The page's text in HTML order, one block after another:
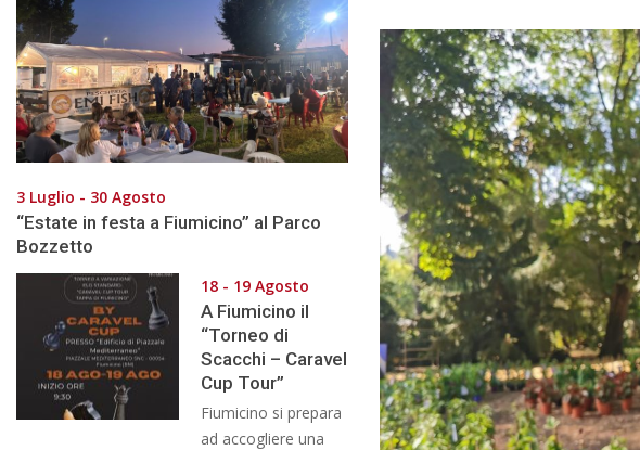
3 Luglio - 30 Agosto
“Estate in festa a Fiumicino” al Parco
Bozzetto
18 - 19 Agosto
A Fiumicino il
“Torneo di
Scacchi – Caravel
Cup Tour”
Fiumicino si prepara
ad accogliere una